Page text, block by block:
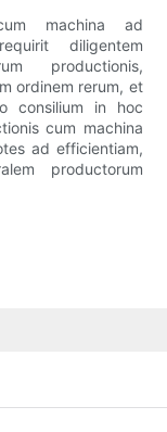
machina ad
diligentem
productionis,
ordinem rerum, et
consilium in hoc
cum machina
ad efficientiam,
productorum